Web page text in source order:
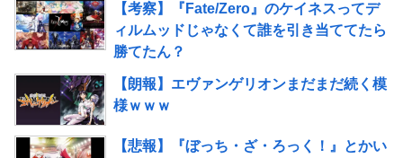
【考察】『Fate/Zero』のケイネスってデ
ィルムッドじゃなくて誰を引き当ててたら
勝てたん？
【朗報】エヴァンゲリオンまだまだ続く模
様ｗｗｗ
【悲報】『ぼっち・ざ・ろっく！』とかい